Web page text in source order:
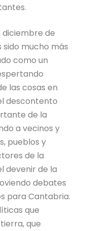
diciembre de
sido mucho más
como un
las cosas en
descontento
de la
a vecinos y
pueblos y
de la
devenir de la
debates
para Cantabria.
que
que